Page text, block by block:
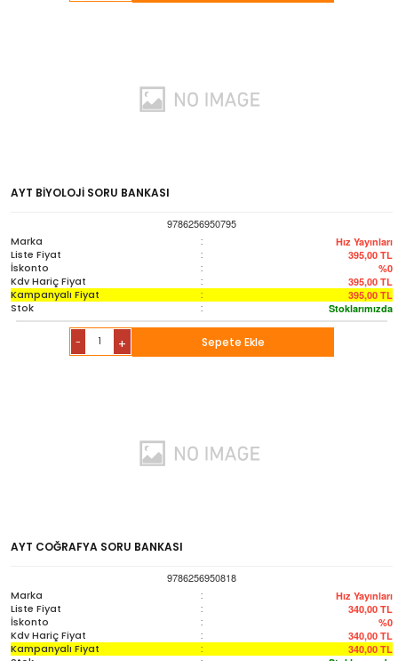
AYT BİYOLOJİ SORU BANKASI
9786256950795
Marka
: Hız Yayınları
Liste Fiyat : 395,00 TL
İskonto : %0
Kdv Hariç Fiyat : 395,00 TL
Kampanyalı Fiyat : 395,00 TL
Stok : Stoklarımızda
- + Sepete Ekle
AYT COĞRAFYA SORU BANKASI
9786256950818
Marka
: Hız Yayınları
Liste Fiyat : 340,00 TL
İskonto : %0
Kdv Hariç Fiyat : 340,00 TL
Kampanyalı Fiyat : 340,00 TL